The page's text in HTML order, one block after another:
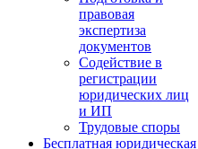
правовая
экспертиза
документов
Содействие в
регистрации
юридических лиц
и ИП
Трудовые споры
Бесплатная юридическая